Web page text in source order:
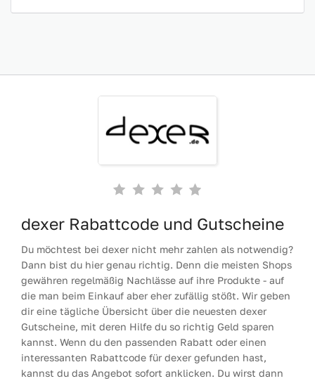
dexer Rabattcode und Gutscheine
Du möchtest bei dexer nicht mehr zahlen als notwendig?
Dann bist du hier genau richtig. Denn die meisten Shops
gewähren regelmäßig Nachlässe auf ihre Produkte - auf
die man beim Einkauf aber eher zufällig stößt. Wir geben
dir eine tägliche Übersicht über die neuesten dexer
Gutscheine, mit deren Hilfe du so richtig Geld sparen
kannst. Wenn du den passenden Rabatt oder einen
interessanten Rabattcode für dexer gefunden hast,
kannst du das Angebot sofort anklicken. Du wirst dann